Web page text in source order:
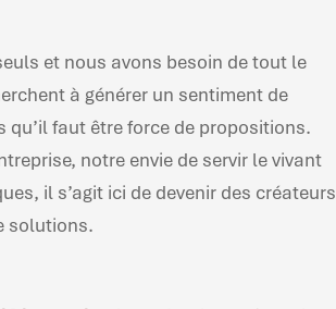
et nous avons besoin de tout le
à générer un sentiment de
faut être force de propositions.
notre envie de servir le vivant
il s’agit ici de devenir des créateurs
solutions.